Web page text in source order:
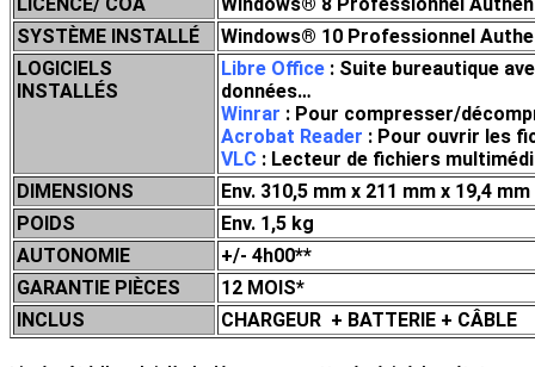
LICENCE/ COA
Windows® 8 Professionnel
SYSTÈME INSTALLÉ
Windows® 10 Professionnel
LOGICIELS
INSTALLÉS
Libre Office : Suite bureautique
données…
Winrar : Pour compresser/
Acrobat Reader : Pour ouvrir les
VLC : Lecteur de fichiers
DIMENSIONS
Env. 310,5 mm x 211 mm x 19,4 mm
POIDS
Env. 1,5 kg
AUTONOMIE
+/- 4h00**
GARANTIE PIÈCES
12 MOIS*
INCLUS
CHARGEUR + BATTERIE + CÂBLE